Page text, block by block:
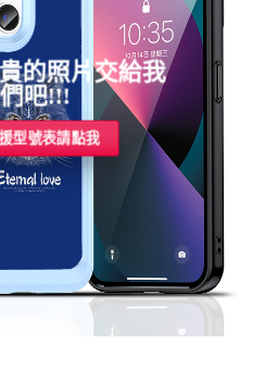
的照片交給我
們吧!!!
型號表請點我